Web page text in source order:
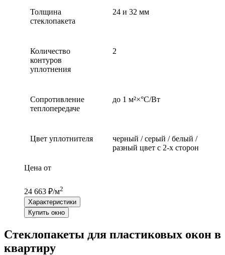
Толщина
стеклопакета
24 и 32 мм
Количество
контуров
уплотнения
2
Сопротивление
теплопередаче
до 1 м²×°С/Вт
Цвет уплотнителя
черный / серый / белый /
разный цвет с 2-х сторон
Цена от
24 663 ₽/м2
Характеристики
Купить окно
Стеклопакеты для пластиковых окон в
квартиру